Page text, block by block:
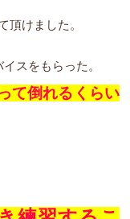
頂けました。
スをもらった。
て倒れるくらい